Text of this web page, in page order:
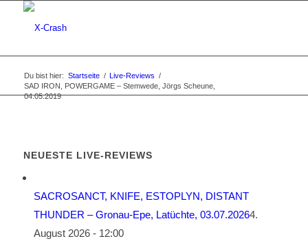
Du bist hier: Startseite / Live-Reviews /
SAD IRON, POWERGAME – Stemwede, Jörgs Scheune,
04.05.2019
NEUESTE LIVE-REVIEWS
SACROSANCT, KNIFE, ESTOPLYN, DISTANT
THUNDER – Gronau-Epe, Latüchte, 03.07.20264.
August 2026 - 12:00